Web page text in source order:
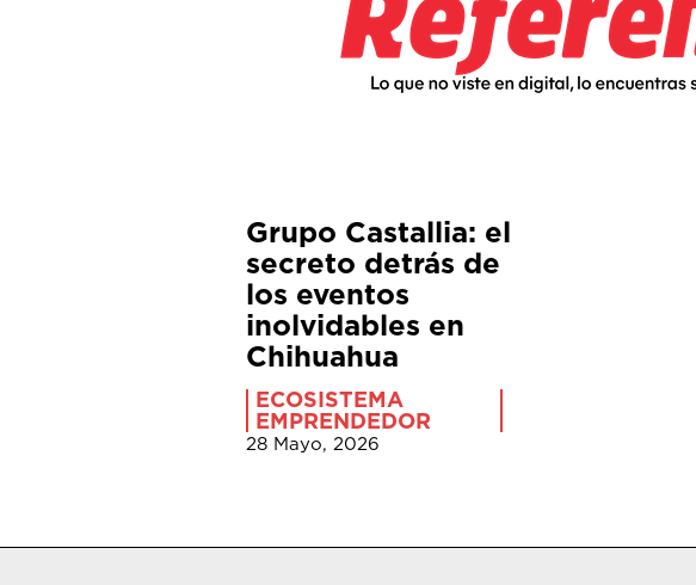
Grupo Castallia: el
secreto detrás de
los eventos
inolvidables en
Chihuahua
ECOSISTEMA
EMPRENDEDOR
28 Mayo, 2026